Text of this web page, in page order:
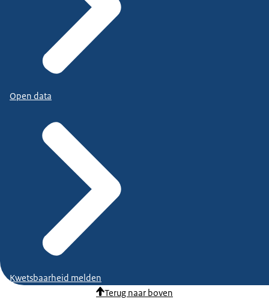
Open data
Kwetsbaarheid melden
Terug naar boven